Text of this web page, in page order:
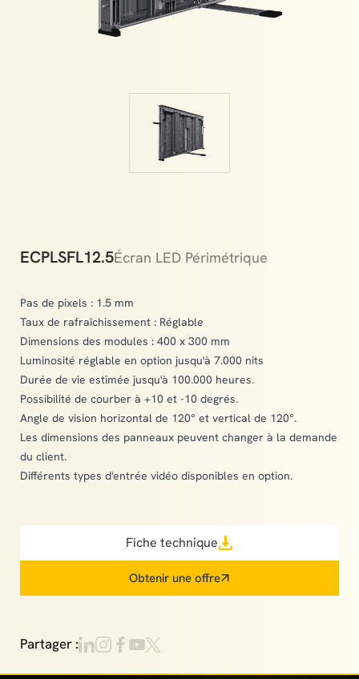
ECPLSFL12.5Écran LED Périmétrique
Pas de pixels : 1.5 mm
Taux de rafraîchissement : Réglable
Dimensions des modules : 400 x 300 mm
Luminosité réglable en option jusqu'à 7.000 nits
Durée de vie estimée jusqu'à 100.000 heures.
Possibilité de courber à +10 et -10 degrés.
Angle de vision horizontal de 120° et vertical de 120°.
Les dimensions des panneaux peuvent changer à la demande
du client.
Différents types d'entrée vidéo disponibles en option.
Fiche technique
Obtenir une offre
Partager :